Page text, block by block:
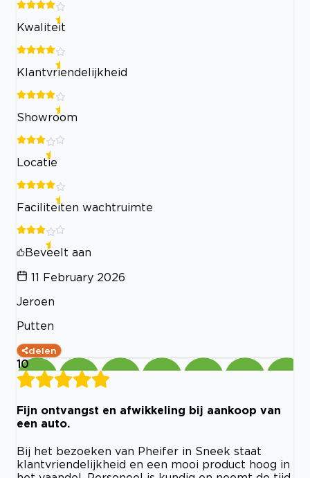
Kwaliteit
Klantvriendelijkheid
Showroom
Locatie
Faciliteiten wachtruimte
Beveelt aan
11 February 2026
Jeroen
Putten
delen
10
Fijn ontvangst en afwikkeling bij aankoop van
een auto.
Bij het bezoeken van Pheifer in Sneek staat
klantvriendelijkheid en een mooi product hoog in